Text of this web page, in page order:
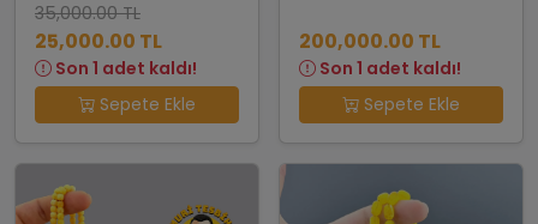
35,000.00 TL
25,000.00 TL
Son 1 adet kaldı!
Sepete Ekle
200,000.00 TL
Son 1 adet kaldı!
Sepete Ekle